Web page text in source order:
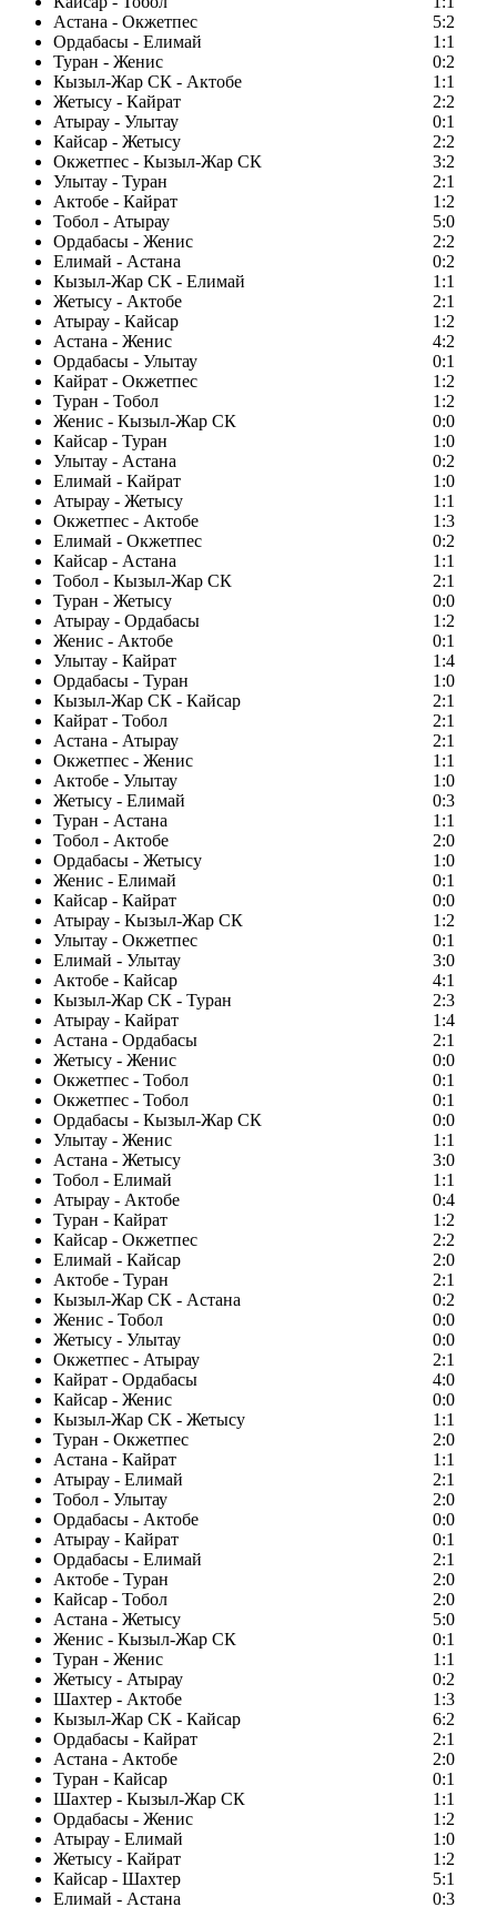
Астана - Окжетпес
5:2
Ордабасы - Елимай
1:1
Туран - Женис
0:2
Кызыл-Жар СК - Актобе
1:1
Жетысу - Кайрат
2:2
Атырау - Улытау
0:1
Кайсар - Жетысу
2:2
Окжетпес - Кызыл-Жар СК
3:2
Улытау - Туран
2:1
Актобе - Кайрат
1:2
Тобол - Атырау
5:0
Ордабасы - Женис
2:2
Елимай - Астана
0:2
Кызыл-Жар СК - Елимай
1:1
Жетысу - Актобе
2:1
Атырау - Кайсар
1:2
Астана - Женис
4:2
Ордабасы - Улытау
0:1
Кайрат - Окжетпес
1:2
Туран - Тобол
1:2
Женис - Кызыл-Жар СК
0:0
Кайсар - Туран
1:0
Улытау - Астана
0:2
Елимай - Кайрат
1:0
Атырау - Жетысу
1:1
Окжетпес - Актобе
1:3
Елимай - Окжетпес
0:2
Кайсар - Астана
1:1
Тобол - Кызыл-Жар СК
2:1
Туран - Жетысу
0:0
Атырау - Ордабасы
1:2
Женис - Актобе
0:1
Улытау - Кайрат
1:4
Ордабасы - Туран
1:0
Кызыл-Жар СК - Кайсар
2:1
Кайрат - Тобол
2:1
Астана - Атырау
2:1
Окжетпес - Женис
1:1
Актобе - Улытау
1:0
Жетысу - Елимай
0:3
Туран - Астана
1:1
Тобол - Актобе
2:0
Ордабасы - Жетысу
1:0
Женис - Елимай
0:1
Кайсар - Кайрат
0:0
Атырау - Кызыл-Жар СК
1:2
Улытау - Окжетпес
0:1
Елимай - Улытау
3:0
Актобе - Кайсар
4:1
Кызыл-Жар СК - Туран
2:3
Атырау - Кайрат
1:4
Астана - Ордабасы
2:1
Жетысу - Женис
0:0
Окжетпес - Тобол
0:1
Окжетпес - Тобол
0:1
Ордабасы - Кызыл-Жар СК
0:0
Улытау - Женис
1:1
Астана - Жетысу
3:0
Тобол - Елимай
1:1
Атырау - Актобе
0:4
Туран - Кайрат
1:2
Кайсар - Окжетпес
2:2
Елимай - Кайсар
2:0
Актобе - Туран
2:1
Кызыл-Жар СК - Астана
0:2
Женис - Тобол
0:0
Жетысу - Улытау
0:0
Окжетпес - Атырау
2:1
Кайрат - Ордабасы
4:0
Кайсар - Женис
0:0
Кызыл-Жар СК - Жетысу
1:1
Туран - Окжетпес
2:0
Астана - Кайрат
1:1
Атырау - Елимай
2:1
Тобол - Улытау
2:0
Ордабасы - Актобе
0:0
Атырау - Кайрат
0:1
Ордабасы - Елимай
2:1
Актобе - Туран
2:0
Кайсар - Тобол
2:0
Астана - Жетысу
5:0
Женис - Кызыл-Жар СК
0:1
Туран - Женис
1:1
Жетысу - Атырау
0:2
Шахтер - Актобе
1:3
Кызыл-Жар СК - Кайсар
6:2
Ордабасы - Кайрат
2:1
Астана - Актобе
2:0
Туран - Кайсар
0:1
Шахтер - Кызыл-Жар СК
1:1
Ордабасы - Женис
1:2
Атырау - Елимай
1:0
Жетысу - Кайрат
1:2
Кайсар - Шахтер
5:1
Елимай - Астана
0:3